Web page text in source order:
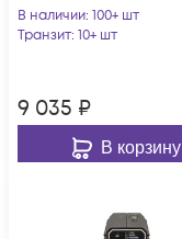
В наличии: 100+ шт
Транзит: 10+ шт
9 035 ₽
В корзину